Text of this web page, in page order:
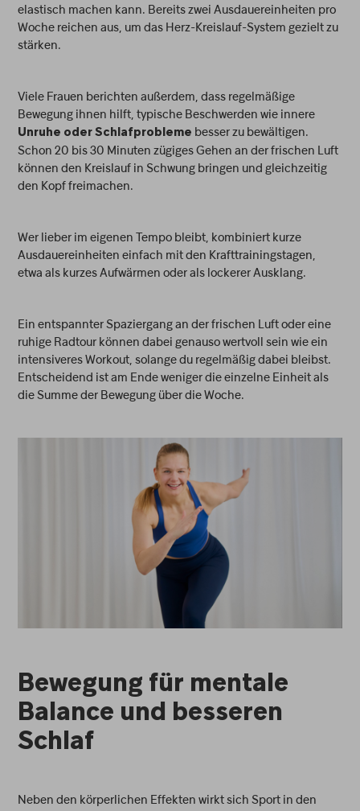
elastisch machen kann. Bereits zwei Ausdauereinheiten pro
Woche reichen aus, um das Herz-Kreislauf-System gezielt zu
stärken.
Viele Frauen berichten außerdem, dass regelmäßige
Bewegung ihnen hilft, typische Beschwerden wie innere
Unruhe oder Schlafprobleme besser zu bewältigen.
Schon 20 bis 30 Minuten zügiges Gehen an der frischen Luft
können den Kreislauf in Schwung bringen und gleichzeitig
den Kopf freimachen.
Wer lieber im eigenen Tempo bleibt, kombiniert kurze
Ausdauereinheiten einfach mit den Krafttrainingstagen,
etwa als kurzes Aufwärmen oder als lockerer Ausklang.
Ein entspannter Spaziergang an der frischen Luft oder eine
ruhige Radtour können dabei genauso wertvoll sein wie ein
intensiveres Workout, solange du regelmäßig dabei bleibst.
Entscheidend ist am Ende weniger die einzelne Einheit als
die Summe der Bewegung über die Woche.
Bewegung für mentale
Balance und besseren
Schlaf
Neben den körperlichen Effekten wirkt sich Sport in den